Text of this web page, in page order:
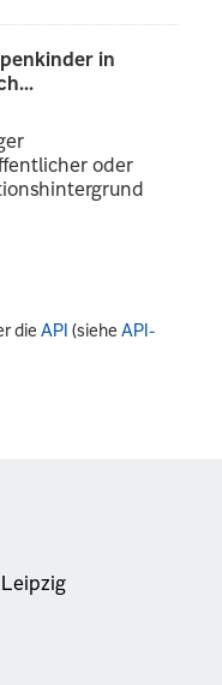
in
oder
dieAPI (sieheAPI-